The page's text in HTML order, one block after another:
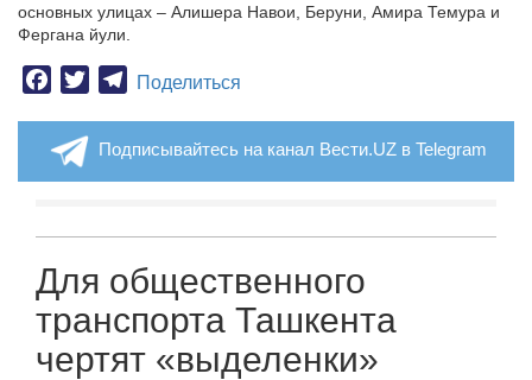
основных улицах – Алишера Навои, Беруни, Амира Темура и
Фергана йули.
Facebook
TwitterTelegram
Поделиться
Подписывайтесь на канал Вести.UZ в Telegram
Для общественного
транспорта Ташкента
чертят «выделенки»